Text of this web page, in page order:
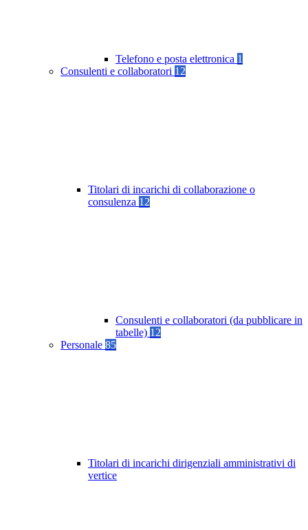
Telefono e posta elettronica 1
Consulenti e collaboratori 12
Titolari di incarichi di collaborazione o
consulenza 12
Consulenti e collaboratori (da pubblicare in
tabelle) 12
Personale 85
Titolari di incarichi dirigenziali amministrativi di
vertice